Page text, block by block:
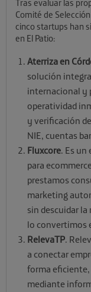
Tras evaluar las
Comité de
cinco startups han
en El Patio:
Aterriza en
solución
internacional y
operatividad
y verificación
NIE, cuentas
Fluxcore. Es
para
prestamos
marketing
sin descuidar
lo convertimos
RelevaTP.
a conectar
forma
mediante